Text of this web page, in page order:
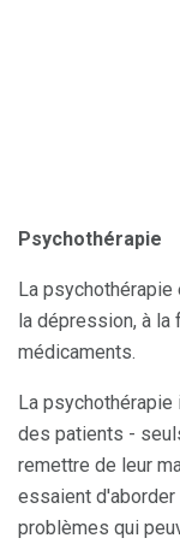
Psychothérapie
La psychothérapie
la dépression, à
médicaments.
La psychothérapie
des patients -
remettre de leur
essaient
problèmes qui